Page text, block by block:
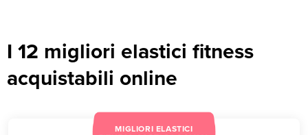
I 12 migliori elastici fitness
acquistabili online
MIGLIORI ELASTICI